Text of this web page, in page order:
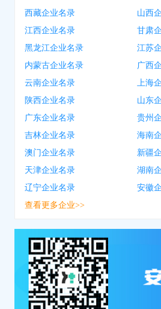
西藏企业名录
山西
江西企业名录
甘肃
黑龙江企业名录
江苏
内蒙古企业名录
广西
云南企业名录
上海
陕西企业名录
山东
广东企业名录
贵州
吉林企业名录
海南
澳门企业名录
新疆
天津企业名录
湖南
辽宁企业名录
安徽
查看更多企业>>